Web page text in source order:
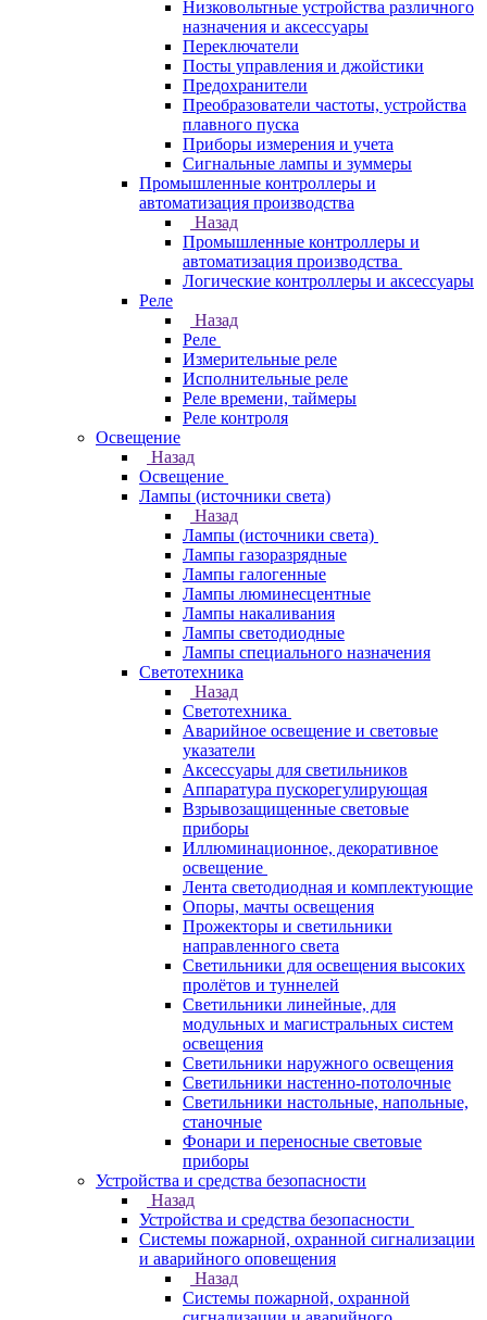
Низковольтные устройства различного
назначения и аксессуары
Переключатели
Посты управления и джойстики
Предохранители
Преобразователи частоты, устройства
плавного пуска
Приборы измерения и учета
Сигнальные лампы и зуммеры
Промышленные контроллеры и
автоматизация производства
Назад
Промышленные контроллеры и
автоматизация производства
Логические контроллеры и аксессуары
Реле
Назад
Реле
Измерительные реле
Исполнительные реле
Реле времени, таймеры
Реле контроля
Освещение
Назад
Освещение
Лампы (источники света)
Назад
Лампы (источники света)
Лампы газоразрядные
Лампы галогенные
Лампы люминесцентные
Лампы накаливания
Лампы светодиодные
Лампы специального назначения
Светотехника
Назад
Светотехника
Аварийное освещение и световые
указатели
Аксессуары для светильников
Аппаратура пускорегулирующая
Взрывозащищенные световые
приборы
Иллюминационное, декоративное
освещение
Лента светодиодная и комплектующие
Опоры, мачты освещения
Прожекторы и светильники
направленного света
Светильники для освещения высоких
пролётов и туннелей
Светильники линейные, для
модульных и магистральных систем
освещения
Светильники наружного освещения
Светильники настенно-потолочные
Светильники настольные, напольные,
станочные
Фонари и переносные световые
приборы
Устройства и средства безопасности
Назад
Устройства и средства безопасности
Системы пожарной, охранной сигнализации
и аварийного оповещения
Назад
Системы пожарной, охранной